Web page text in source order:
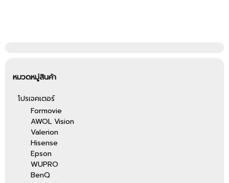
หมวดหมู่สินค้า
โปรเจคเตอร์
Formovie
AWOL Vision
Valerion
Hisense
Epson
WUPRO
BenQ